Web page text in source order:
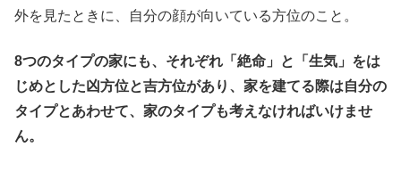
外を見たときに、自分の顔が向いている方位のこと。
8つのタイプの家にも、それぞれ「絶命」と「生気」をは
じめとした凶方位と吉方位があり、家を建てる際は自分の
タイプとあわせて、家のタイプも考えなければいけませ
ん。